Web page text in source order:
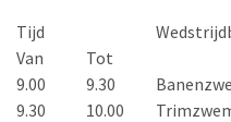
Tijd
Van
Tot
9.00
9.30
9.30
10.00